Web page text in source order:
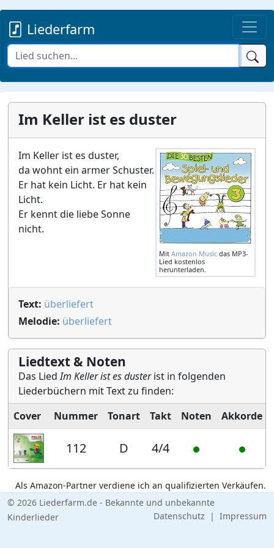
Liederfarm
Im Keller ist es duster
Mit Amazon Music das MP3-
Lied kostenlos
herunterladen.
Im Keller ist es duster,
da wohnt ein armer Schuster.
Er hat kein Licht. Er hat kein
Licht.
Er kennt die liebe Sonne
nicht.
Text: überliefert
Melodie: überliefert
Liedtext & Noten
Das LiedIm Keller ist es dusterist in folgenden
Liederbüchern mit Text zu finden:
Cover
Nummer Tonart Takt Noten Akkorde
112 D 4/4
Als Amazon-Partner verdiene ich an qualifizierten Verkäufen.
© 2026 Liederfarm.de - Bekannte und unbekannte
Kinderlieder
Datenschutz | Impressum